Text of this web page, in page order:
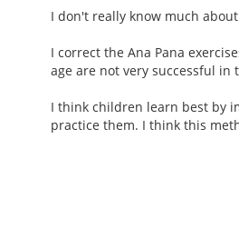
I don't really know much
I correct the Ana Pana
age are not very successful in
I think children learn best by
practice them. I think this